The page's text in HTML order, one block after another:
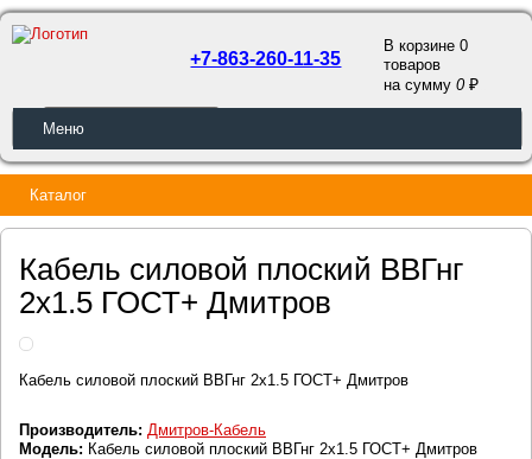
ОБРАТНЫЙ ЗВОНОК
+7-863-260-11-35
В корзине 0
товаров
на сумму0
Меню
Каталог
Кабель силовой плоский ВВГнг
2х1.5 ГОСТ+ Дмитров
Кабель силовой плоский ВВГнг 2х1.5 ГОСТ+ Дмитров
Производитель: Дмитров-Кабель
Модель: Кабель силовой плоский ВВГнг 2х1.5 ГОСТ+ Дмитров